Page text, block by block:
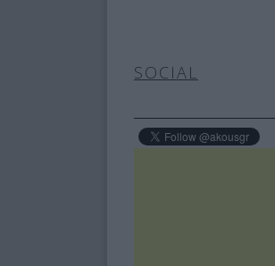
SOCIAL